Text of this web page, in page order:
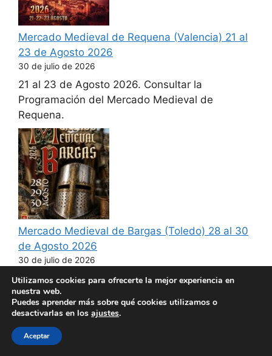
Mercado Medieval de Requena (Valencia) 21 al
23 de Agosto 2026
30 de julio de 2026
21 al 23 de Agosto 2026. Consultar la
Programación del Mercado Medieval de
Requena.
Mercado Medieval de Bargas (Toledo) 28 al 30
de Agosto 2026
30 de julio de 2026
28 al 30 de Agosto 2026. Consultar la
Programación del Mercado Medieval de Bargas.
Utilizamos cookies para ofrecerte la mejor experiencia en
nuestra web.
Puedes aprender más sobre qué cookies utilizamos o
desactivarlas en los ajustes.
Aceptar